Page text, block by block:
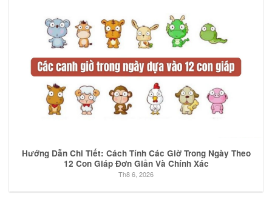
Hướng Dẫn Chi Tiết: Cách Tính Các Giờ Trong Ngày Theo
12 Con Giáp Đơn Giản Và Chính Xác
Th8 6, 2026